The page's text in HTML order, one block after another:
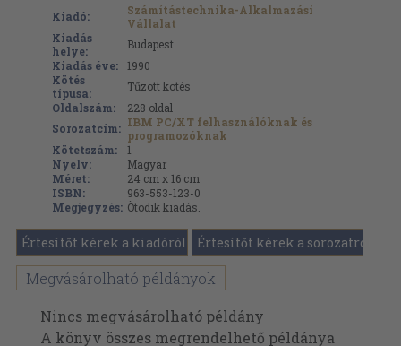
Kiadó:
Számítástechnika-Alkalmazási
Vállalat
Kiadás
helye:
Budapest
Kiadás éve:
1990
Kötés
típusa:
Tűzött kötés
Oldalszám:
228 oldal
Sorozatcím: IBM PC/XT felhasználóknak és
programozóknak
Kötetszám:
1
Nyelv:
Magyar
Méret:
24 cm x 16 cm
ISBN:
963-553-123-0
Megjegyzés: Ötödik kiadás.
Értesítőt kérek a kiadóról Értesítőt kérek a sorozatról
Megvásárolható példányok
Nincs megvásárolható példány
A könyv összes megrendelhető példánya